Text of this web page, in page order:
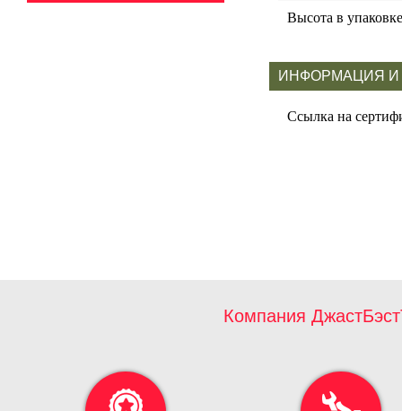
Высота в упаковке
ИНФОРМАЦИЯ И
Ссылка на
Компания